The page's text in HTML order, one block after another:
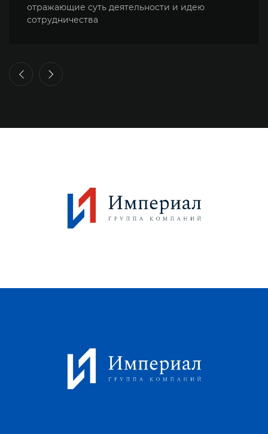
итоговый вариант логотипа компании